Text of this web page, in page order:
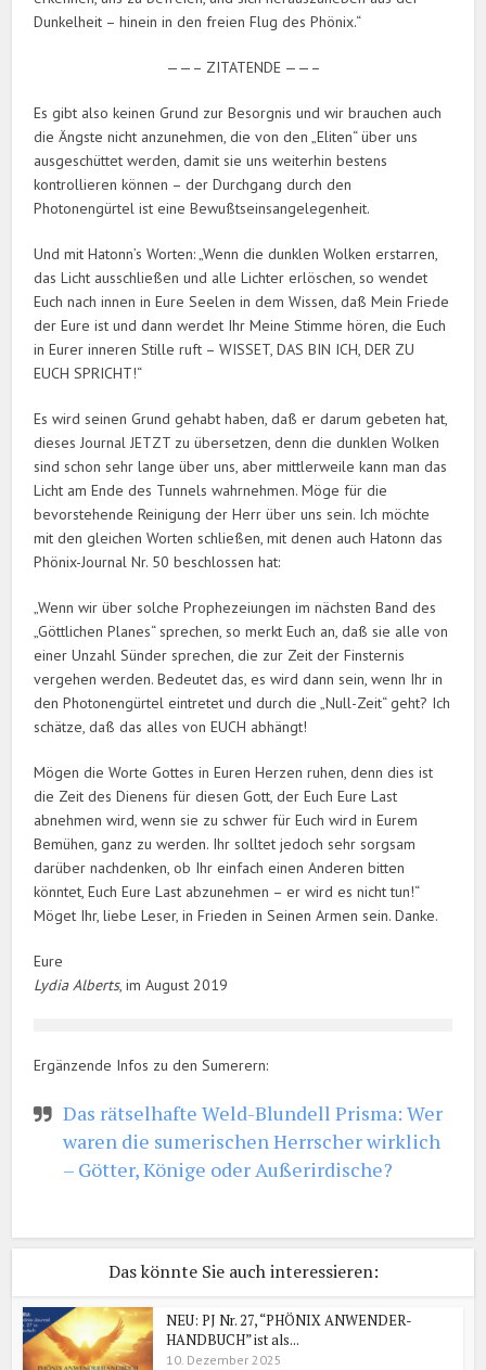
Dunkel­heit – hinein in den freien Flug des Phönix.“
——– ZITATENDE ——–
Es gibt also keinen Grund zur Besorgnis und wir brauchen auch
die Ängste nicht anzunehmen, die von den „Eliten“ über uns
ausgeschüttet werden, damit sie uns weiterhin bestens
kontrollieren können – der Durchgang durch den
Photonengürtel ist eine Bewußtseinsangelegenheit.
Und mit Hatonn’s Worten: „Wenn die dunklen Wolken erstarren,
das Licht ausschließen und alle Lichter erlöschen, so wendet
Euch nach innen in Eure Seelen in dem Wissen, daß Mein Friede
der Eure ist und dann werdet Ihr Meine Stimme hören, die Euch
in Eurer inneren Stille ruft – WISSET, DAS BIN ICH, DER ZU
EUCH SPRICHT!“
Es wird seinen Grund gehabt haben, daß er darum gebeten hat,
dieses Journal JETZT zu übersetzen, denn die dunklen Wolken
sind schon sehr lange über uns, aber mittlerweile kann man das
Licht am Ende des Tunnels wahrnehmen. Möge für die
bevorstehende Reinigung der Herr über uns sein. Ich möchte
mit den gleichen Worten schließen, mit denen auch Hatonn das
Phönix-Journal Nr. 50 beschlossen hat:
„Wenn wir über solche Prophezeiungen im nächsten Band des
„Göttlichen Planes“ sprechen, so merkt Euch an, daß sie alle von
einer Unzahl Sünder sprechen, die zur Zeit der Finsternis
vergehen werden. Bedeutet das, es wird dann sein, wenn Ihr in
den Photonengürtel eintretet und durch die „Null-Zeit“ geht? Ich
schätze, daß das alles von EUCH abhängt!
Mögen die Worte Gottes in Euren Herzen ruhen, denn dies ist
die Zeit des Dienens für diesen Gott, der Euch Eure Last
abnehmen wird, wenn sie zu schwer für Euch wird in Eurem
Bemühen, ganz zu werden. Ihr solltet jedoch sehr sorgsam
darüber nachdenken, ob Ihr einfach einen Anderen bitten
könntet, Euch Eure Last abzunehmen – er wird es nicht tun!“
Möget Ihr, liebe Leser, in Frieden in Seinen Armen sein. Danke.
Eure
Lydia Alberts, im August 2019
Ergänzende Infos zu den Sumerern:
Das rätselhafte Weld-Blundell Prisma: Wer
waren die sumerischen Herrscher wirklich
– Götter, Könige oder Außerirdische?
Das könnte Sie auch interessieren:
NEU: PJ Nr. 27, “PHÖNIX ANWENDER-
HANDBUCH” ist als...
10. Dezember 2025